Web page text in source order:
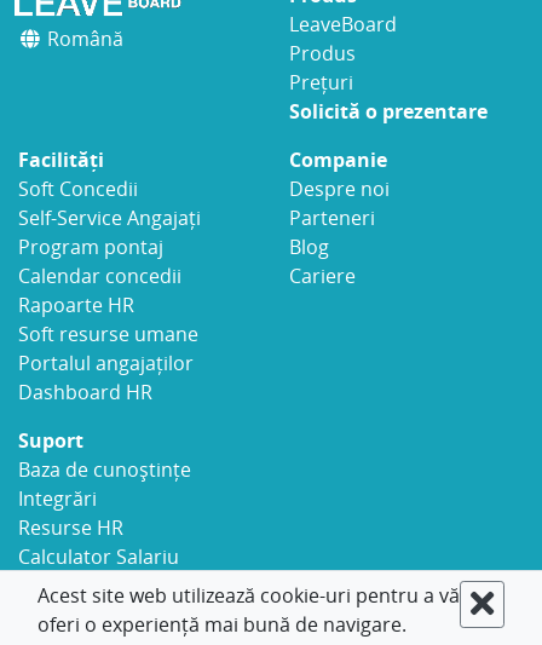
Română
LeaveBoard
Produs
Prețuri
Solicită o prezentare
Facilități
Soft Concedii
Self-Service Angajați
Program pontaj
Calendar concedii
Rapoarte HR
Soft resurse umane
Portalul angajaților
Dashboard HR
Companie
Despre noi
Parteneri
Blog
Cariere
Suport
Baza de cunoștințe
Integrări
Resurse HR
Calculator Salariu
Securitate
Contact
Acest site web utilizează cookie-uri pentru a vă
oferi o experiență mai bună de navigare.